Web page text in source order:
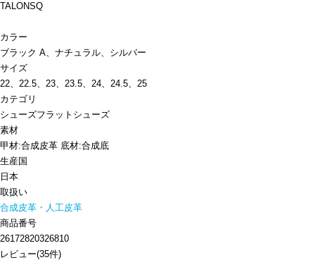
TALONSQ
カラー
ブラック A、ナチュラル、シルバー
サイズ
22、22.5、23、23.5、24、24.5、25
カテゴリ
シューズフラットシューズ
素材
甲材:合成皮革 底材:合成底
生産国
日本
取扱い
合成皮革・人工皮革
商品番号
26172820326810
レビュー(35件)